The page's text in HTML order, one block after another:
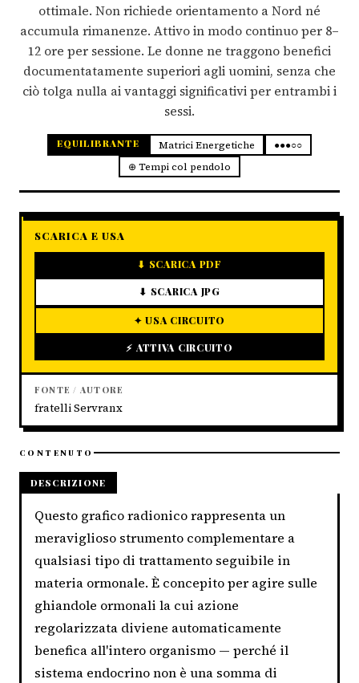
ottimale. Non richiede orientamento a Nord né
accumula rimanenze. Attivo in modo continuo per 8–
12 ore per sessione. Le donne ne traggono benefici
documentatamente superiori agli uomini, senza che
ciò tolga nulla ai vantaggi significativi per entrambi i
sessi.
EQUILIBRANTE Matrici Energetiche
●●●○○
⊕ Tempi col pendolo
SCARICA E USA
⬇ SCARICA PDF
⬇ SCARICA JPG
✦ USA CIRCUITO
⚡ ATTIVA CIRCUITO
FONTE / AUTORE
fratelli Servranx
CONTENUTO
DESCRIZIONE
Questo grafico radionico rappresenta un
meraviglioso strumento complementare a
qualsiasi tipo di trattamento seguibile in
materia ormonale. È concepito per agire sulle
ghiandole ormonali la cui azione
regolarizzata diviene automaticamente
benefica all'intero organismo — perché il
sistema endocrino non è una somma di